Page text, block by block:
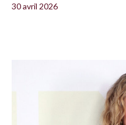
30 avril 2026